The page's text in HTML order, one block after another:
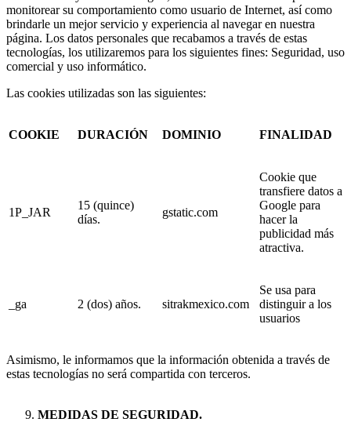
monitorear su comportamiento como usuario de Internet, así como
brindarle un mejor servicio y experiencia al navegar en nuestra
página. Los datos personales que recabamos a través de estas
tecnologías, los utilizaremos para los siguientes fines: Seguridad, uso
comercial y uso informático.
Las cookies utilizadas son las siguientes:
COOKIE DURACIÓN DOMINIO FINALIDAD
1P_JAR
15 (quince)
días.
gstatic.com
Cookie que
transfiere datos a
Google para
hacer la
publicidad más
atractiva.
_ga 2 (dos) años. sitrakmexico.com
Se usa para
distinguir a los
usuarios
Asimismo, le informamos que la información obtenida a través de
estas tecnologías no será compartida con terceros.
MEDIDAS DE SEGURIDAD.